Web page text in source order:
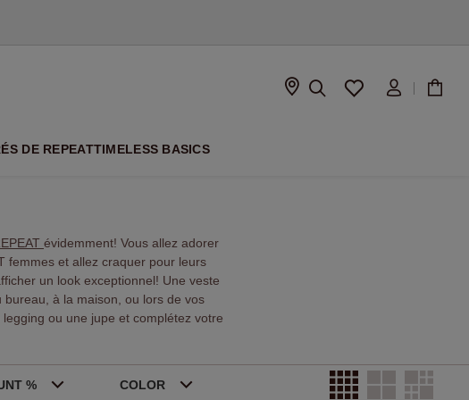
2026
DE REPEATTIMELESS BASICS
évidemment! Vous allez adorer
femmes et allez craquer pour leurs
un look exceptionnel! Une veste
à la maison, ou lors de vos
legging ou une jupe et complétez votre
% COLOR